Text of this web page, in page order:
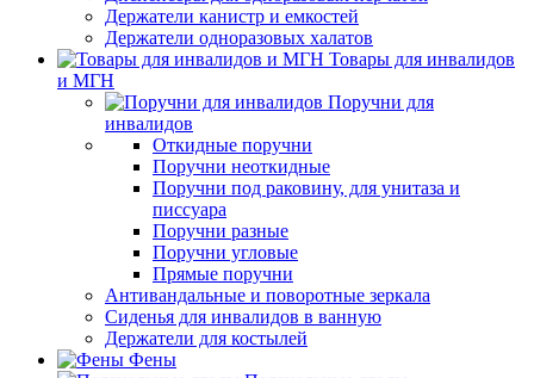
Держатели канистр и емкостей
Держатели одноразовых халатов
Товары для инвалидов
и МГН
Поручни для
инвалидов
Откидные поручни
Поручни неоткидные
Поручни под раковину, для унитаза и
писсуара
Поручни разные
Поручни угловые
Прямые поручни
Антивандальные и поворотные зеркала
Сиденья для инвалидов в ванную
Держатели для костылей
Фены